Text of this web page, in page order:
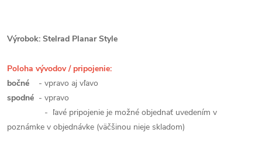
Výrobok: Stelrad Planar Style
Poloha vývodov / pripojenie:
bočné - vpravo aj vľavo
spodné - vpravo
- ľavé pripojenie je možné objednať uvedením v
poznámke v objednávke (väčšinou nieje skladom)